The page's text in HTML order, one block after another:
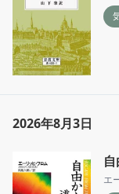
2026年8月3日
エ